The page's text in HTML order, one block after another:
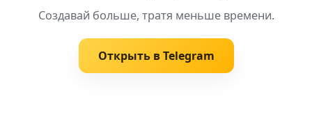
Создавай больше, тратя меньше времени.
Открыть в Telegram